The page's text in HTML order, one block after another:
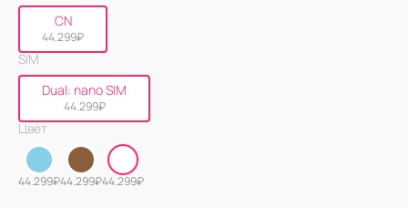
CN
44.299₽
SIM
Dual: nano SIM
44.299₽
Цвет
44.299₽44.299₽44.299₽